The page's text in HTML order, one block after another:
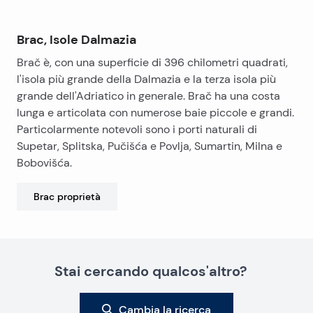
Brac, Isole Dalmazia
Brač è, con una superficie di 396 chilometri quadrati,
l'isola più grande della Dalmazia e la terza isola più
grande dell'Adriatico in generale. Brač ha una costa
lunga e articolata con numerose baie piccole e grandi.
Particolarmente notevoli sono i porti naturali di
Supetar, Splitska, Pučišća e Povlja, Sumartin, Milna e
Bobovišća.
Brac proprietà
Stai cercando qualcos'altro?
Cambia la ricerca